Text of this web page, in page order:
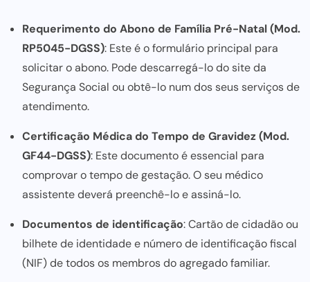
Requerimento do Abono de Família Pré-Natal (Mod.
RP5045-DGSS): Este é o formulário principal para
solicitar o abono. Pode descarregá-lo do site da
Segurança Social ou obtê-lo num dos seus serviços de
atendimento.
Certificação Médica do Tempo de Gravidez (Mod.
GF44-DGSS): Este documento é essencial para
comprovar o tempo de gestação. O seu médico
assistente deverá preenchê-lo e assiná-lo.
Documentos de identificação: Cartão de cidadão ou
bilhete de identidade e número de identificação fiscal
(NIF) de todos os membros do agregado familiar.